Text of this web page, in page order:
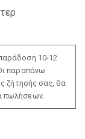
10-12
παραπάνω
ζήτησής σας, θα
πωλήσεων.